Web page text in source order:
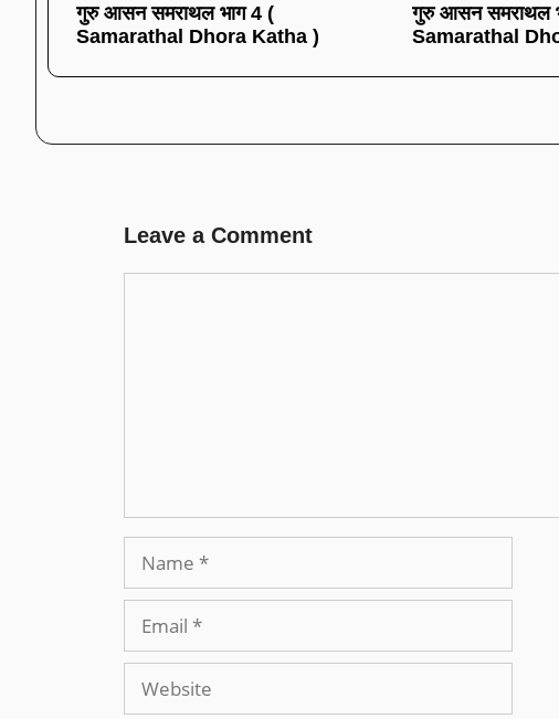
गुरु आसन समराथल भाग 4 (
Samarathal Dhora Katha )
गुरु आसन समराथल
Samarathal
Leave a Comment